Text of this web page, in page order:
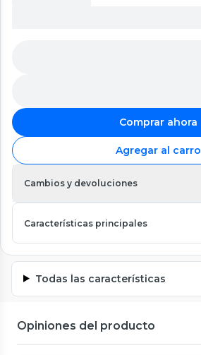
Comprar ahora
Agregar al carro
Cambios y devoluciones
Características principales
Todas las características
Opiniones del producto